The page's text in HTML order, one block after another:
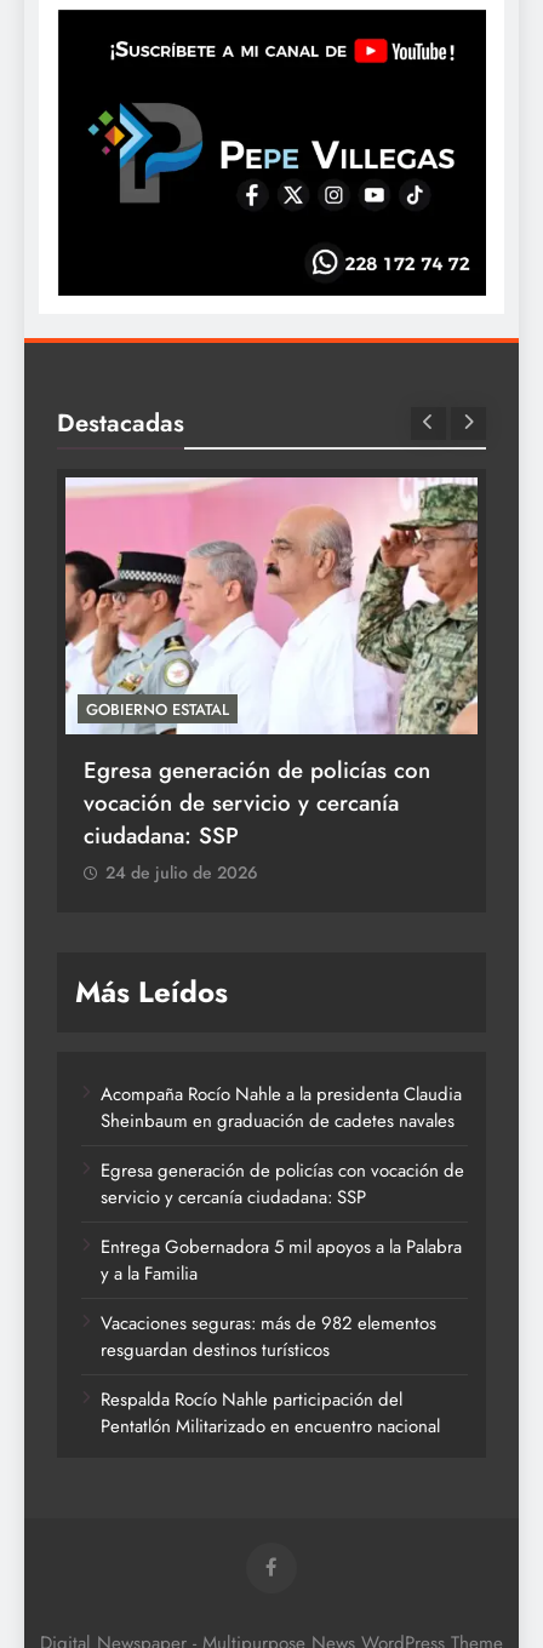
Destacadas
GOBIERNO ESTATAL
Egresa generación de policías con
vocación de servicio y cercanía
ciudadana: SSP
24 de julio de 2026
Más Leídos
Acompaña Rocío Nahle a la presidenta Claudia
Sheinbaum en graduación de cadetes navales
Egresa generación de policías con vocación de
servicio y cercanía ciudadana: SSP
Entrega Gobernadora 5 mil apoyos a la Palabra
y a la Familia
Vacaciones seguras: más de 982 elementos
resguardan destinos turísticos
Respalda Rocío Nahle participación del
Pentatlón Militarizado en encuentro nacional